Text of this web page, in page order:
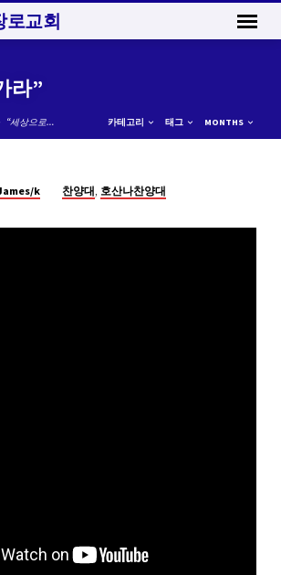
로교회
라”
“세상으로… 카테고리 태그 MONTHS
k 찬양대, 호산나찬양대